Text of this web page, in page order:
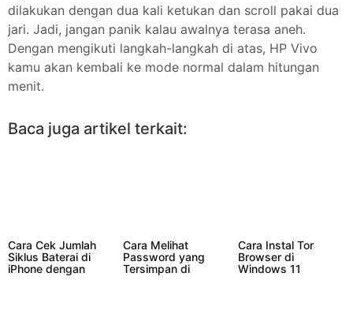
dilakukan dengan dua kali ketukan dan scroll pakai dua
jari. Jadi, jangan panik kalau awalnya terasa aneh.
Dengan mengikuti langkah-langkah di atas, HP Vivo
kamu akan kembali ke mode normal dalam hitungan
menit.
Baca juga artikel terkait:
Cara Cek Jumlah
Siklus Baterai di
iPhone dengan
Cara Melihat
Password yang
Tersimpan di
Cara Instal Tor
Browser di
Windows 11